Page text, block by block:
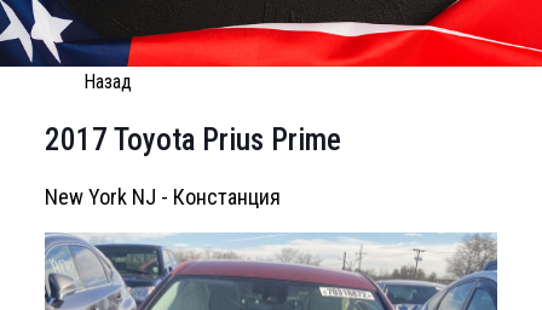
Назад
2017 Toyota Prius Prime
New York NJ - Констанция